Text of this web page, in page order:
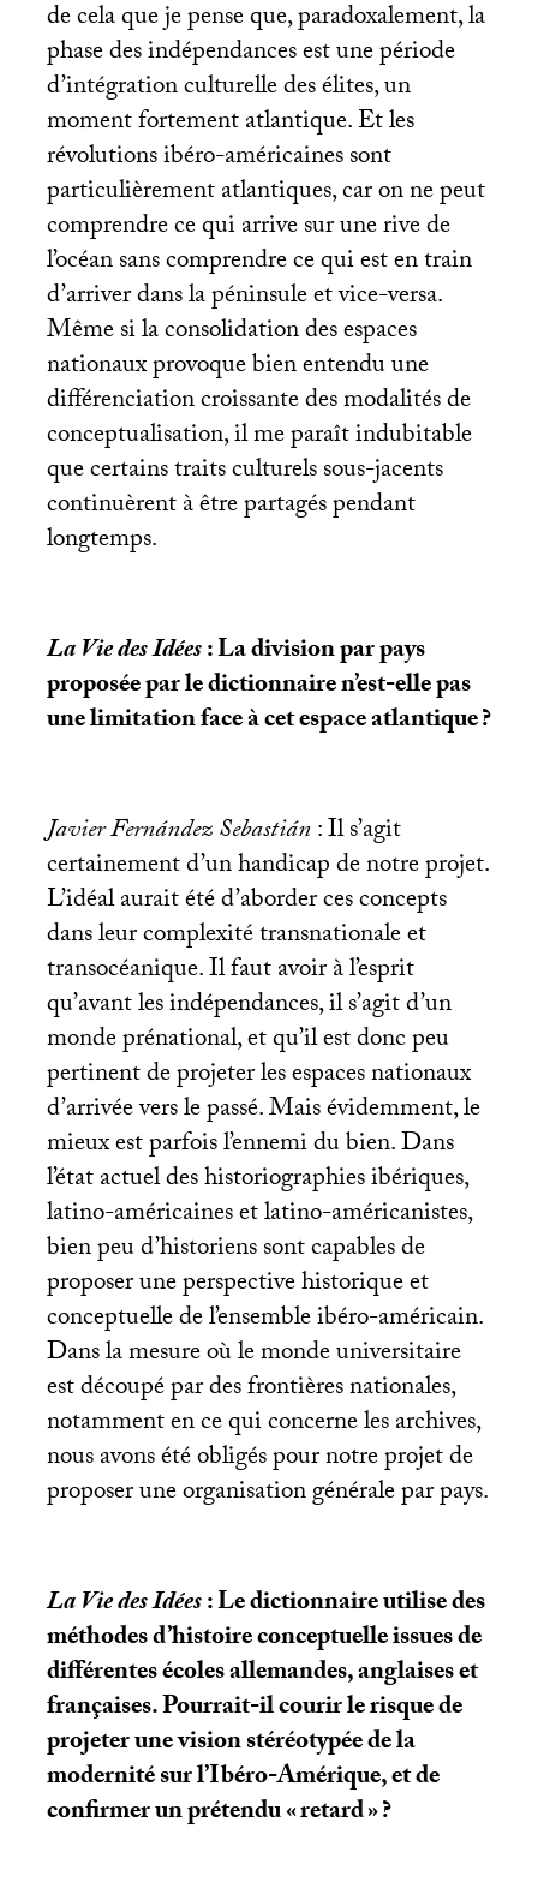
de cela que je pense que, paradoxalement, la
phase des indépendances est une période
d’intégration culturelle des élites, un
moment fortement atlantique. Et les
révolutions ibéro-américaines sont
particulièrement atlantiques, car on ne peut
comprendre ce qui arrive sur une rive de
l’océan sans comprendre ce qui est en train
d’arriver dans la péninsule et vice-versa.
Même si la consolidation des espaces
nationaux provoque bien entendu une
différenciation croissante des modalités de
conceptualisation, il me paraît indubitable
que certains traits culturels sous-jacents
continuèrent à être partagés pendant
longtemps.
La Vie des Idées: La division par pays
proposée par le dictionnaire n’est-elle pas
une limitation face à cet espace atlantique?
Javier Fernández Sebastián: Il s’agit
certainement d’un handicap de notre projet.
L’idéal aurait été d’aborder ces concepts
dans leur complexité transnationale et
transocéanique. Il faut avoir à l’esprit
qu’avant les indépendances, il s’agit d’un
monde prénational, et qu’il est donc peu
pertinent de projeter les espaces nationaux
d’arrivée vers le passé. Mais évidemment, le
mieux est parfois l’ennemi du bien. Dans
l’état actuel des historiographies ibériques,
latino-américaines et latino-américanistes,
bien peu d’historiens sont capables de
proposer une perspective historique et
conceptuelle de l’ensemble ibéro-américain.
Dans la mesure où le monde universitaire
est découpé par des frontières nationales,
notamment en ce qui concerne les archives,
nous avons été obligés pour notre projet de
proposer une organisation générale par pays.
La Vie des Idées: Le dictionnaire utilise des
méthodes d’histoire conceptuelle issues de
différentes écoles allemandes, anglaises et
françaises. Pourrait-il courir le risque de
projeter une vision stéréotypée de la
modernité sur l’Ibéro-Amérique, et de
confirmer un prétendu «retard»?